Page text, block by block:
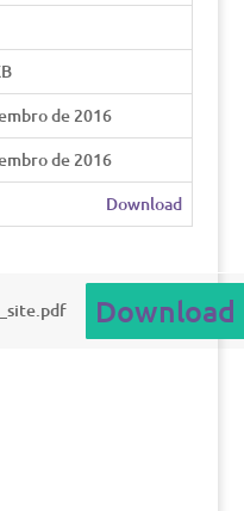
de 2016
de 2016
Download
Download